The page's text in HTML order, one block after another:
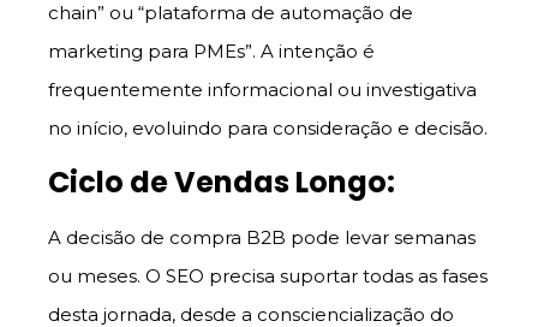
chain” ou “plataforma de automação de
marketing para PMEs”. A intenção é
frequentemente informacional ou investigativa
no início, evoluindo para consideração e decisão.
Ciclo de Vendas Longo:
A decisão de compra B2B pode levar semanas
ou meses. O SEO precisa suportar todas as fases
desta jornada, desde a consciencialização do